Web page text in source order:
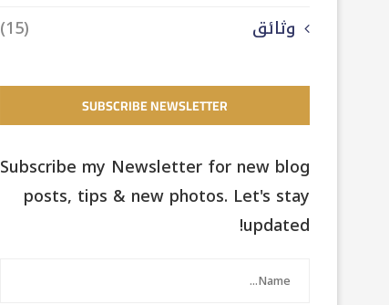
وثائق
(15)
SUBSCRIBE NEWSLETTER
Subscribe my Newsletter for new blog
posts, tips & new photos. Let's stay
updated!